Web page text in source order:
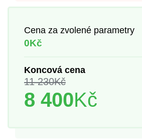
Cena za zvolené parametry
0Kč
Koncová cena
11 230Kč
8 400Kč